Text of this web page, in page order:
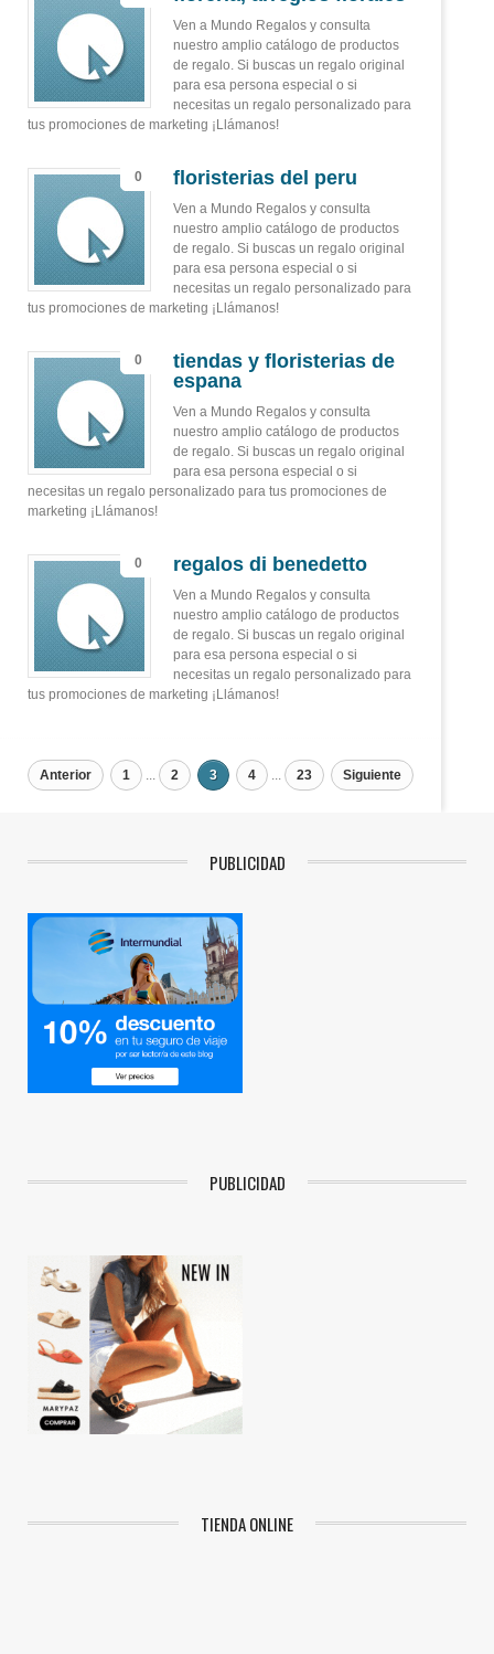
Ven a Mundo Regalos y consulta
nuestro amplio catálogo de productos
de regalo. Si buscas un regalo original
para esa persona especial o si
necesitas un regalo personalizado para
tus promociones de marketing ¡Llámanos!
0 floristerias del peru
Ven a Mundo Regalos y consulta
nuestro amplio catálogo de productos
de regalo. Si buscas un regalo original
para esa persona especial o si
necesitas un regalo personalizado para
tus promociones de marketing ¡Llámanos!
0
tiendas y floristerias de
espana
Ven a Mundo Regalos y consulta
nuestro amplio catálogo de productos
de regalo. Si buscas un regalo original
para esa persona especial o si
necesitas un regalo personalizado para tus promociones de
marketing ¡Llámanos!
0 regalos di benedetto
Ven a Mundo Regalos y consulta
nuestro amplio catálogo de productos
de regalo. Si buscas un regalo original
para esa persona especial o si
necesitas un regalo personalizado para
tus promociones de marketing ¡Llámanos!
Anterior 1 ... 2 3 4 ... 23 Siguiente
PUBLICIDAD
PUBLICIDAD
TIENDA ONLINE